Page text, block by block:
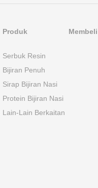
Produk
Serbuk Resin
Bijiran Penuh
Sirap Bijiran Nasi
Protein Bijiran Nasi
Lain-Lain Berkaitan